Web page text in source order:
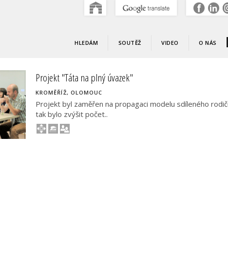
.
HLEDÁM SOUTĚŽ VIDEO O NÁS
Projekt "Táta na plný úvazek"
KROMĚŘÍŽ, OLOMOUC
Projekt byl zaměřen na propagaci modelu sdíleného
tak bylo zvýšit počet..